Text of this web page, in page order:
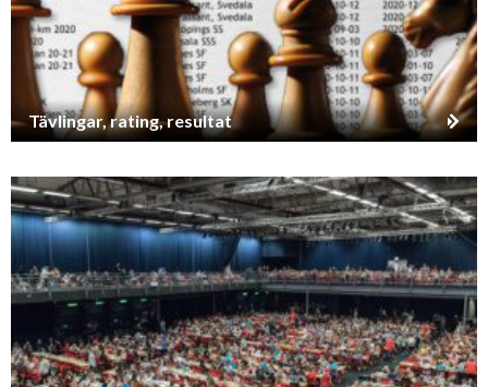
Tävlingar, rating, resultat